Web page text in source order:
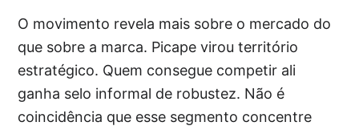
O movimento revela mais sobre o mercado do
que sobre a marca. Picape virou território
estratégico. Quem consegue competir ali
ganha selo informal de robustez. Não é
coincidência que esse segmento concentre